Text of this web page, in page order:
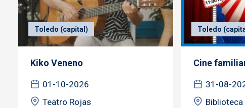
Toledo (capital)
Kiko Veneno
01-10-2026
Teatro Rojas
Toledo
Cine
31-08-